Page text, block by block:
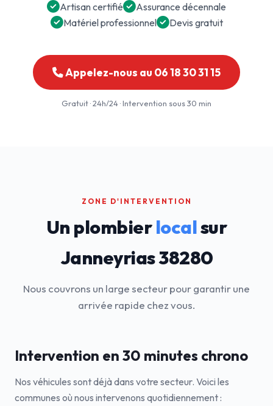
Artisan certifié
Assurance décennale
Matériel professionnel
Devis gratuit
Appelez-nous au 06 18 30 31 15
Gratuit · 24h/24 · Intervention sous 30 min
ZONE D'INTERVENTION
Un plombierlocalsur
Janneyrias 38280
Nous couvrons un large secteur pour garantir une
arrivée rapide chez vous.
Intervention en 30 minutes chrono
Nos véhicules sont déjà dans votre secteur. Voici les
communes où nous intervenons quotidiennement :